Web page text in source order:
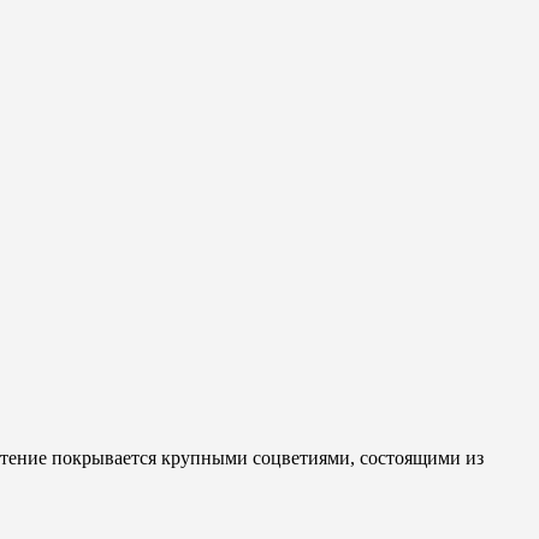
покрывается крупными соцветиями, состоящими из